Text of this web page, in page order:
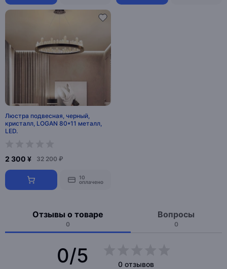
Люстра подвесная, черный,
кристалл, LOGAN 80*11 металл,
LED.
2 300 ¥ 32 200 ₽
10
оплачено
Отзывы о товаре
0
Вопросы
0
0/5
0 отзывов